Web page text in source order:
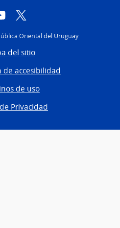
YouTube
Oriental del Uruguay
del sitio
de accesibilidad
de uso
Privacidad